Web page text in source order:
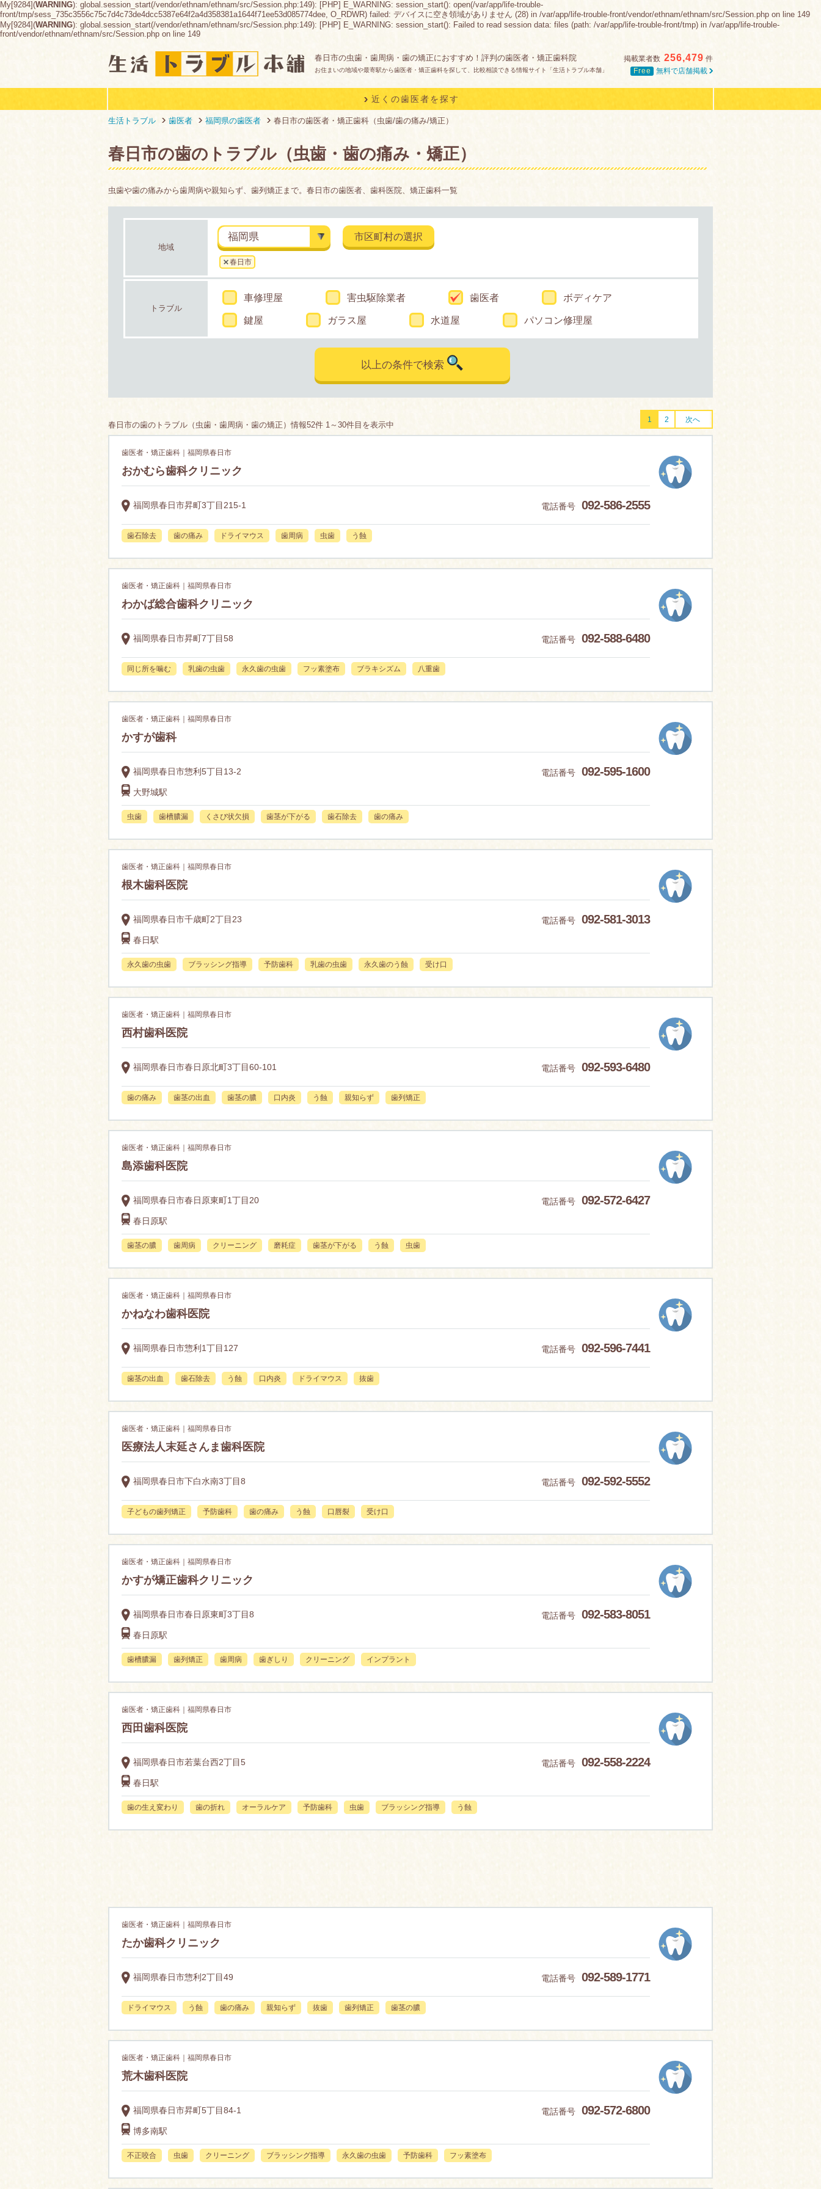
My[9284](WARNING): global.session_start(/vendor/ethnam/ethnam/src/Session.php:149): [PHP] E_WARNING: session_start(): open(/var/app/life-trouble-
front/tmp/sess_735c3556c75c7d4c73de4dcc5387e64f2a4d358381a1644f71ee53d085774dee, O_RDWR) failed: デバイスに空き領域がありません (28) in /var/app/life-trouble-front/vendor/ethnam/ethnam/src/Session.php on line 149
My[9284](WARNING): global.session_start(/vendor/ethnam/ethnam/src/Session.php:149): [PHP] E_WARNING: session_start(): Failed to read session data: files (path: /var/app/life-trouble-front/tmp) in /var/app/life-trouble-
front/vendor/ethnam/ethnam/src/Session.php on line 149
春日市の虫歯・歯周病・歯の矯正におすすめ！評判の歯医者・矯正歯科院
お住まいの地域や最寄駅から歯医者・矯正歯科を探して、比較相談できる情報サイト「生活トラブル本舗」
掲載業者数 256,479 件
Free
無料で店舗掲載
近くの歯医者を探す
生活トラブル 歯医者 福岡県の歯医者 春日市の歯医者・矯正歯科（虫歯/歯の痛み/矯正）
春日市の歯のトラブル（虫歯・歯の痛み・矯正）
虫歯や歯の痛みから歯周病や親知らず、歯列矯正まで。春日市の歯医者、歯科医院、矯正歯科一覧
地域
福岡県 市区町村の選択
春日市
トラブル
車修理屋 害虫駆除業者 歯医者 ボディケア
鍵屋 ガラス屋 水道屋 パソコン修理屋
以上の条件で検索
春日市の歯のトラブル（虫歯・歯周病・歯の矯正）情報52件 1～30件目を表示中
1 2 次へ
歯医者・矯正歯科｜福岡県春日市
おかむら歯科クリニック
福岡県春日市昇町3丁目215-1 電話番号 092-586-2555
歯石除去 歯の痛み ドライマウス 歯周病 虫歯 う蝕
歯医者・矯正歯科｜福岡県春日市
わかば総合歯科クリニック
福岡県春日市昇町7丁目58 電話番号 092-588-6480
同じ所を噛む 乳歯の虫歯 永久歯の虫歯 フッ素塗布 ブラキシズム 八重歯
歯医者・矯正歯科｜福岡県春日市
かすが歯科
福岡県春日市惣利5丁目13-2 電話番号 092-595-1600
大野城駅
虫歯 歯槽膿漏 くさび状欠損 歯茎が下がる 歯石除去 歯の痛み
歯医者・矯正歯科｜福岡県春日市
根木歯科医院
福岡県春日市千歳町2丁目23 電話番号 092-581-3013
春日駅
永久歯の虫歯 ブラッシング指導 予防歯科 乳歯の虫歯 永久歯のう蝕 受け口
歯医者・矯正歯科｜福岡県春日市
西村歯科医院
福岡県春日市春日原北町3丁目60-101 電話番号 092-593-6480
歯の痛み 歯茎の出血 歯茎の膿 口内炎 う蝕 親知らず 歯列矯正
歯医者・矯正歯科｜福岡県春日市
島添歯科医院
福岡県春日市春日原東町1丁目20 電話番号 092-572-6427
春日原駅
歯茎の膿 歯周病 クリーニング 磨耗症 歯茎が下がる う蝕 虫歯
歯医者・矯正歯科｜福岡県春日市
かねなわ歯科医院
福岡県春日市惣利1丁目127 電話番号 092-596-7441
歯茎の出血 歯石除去 う蝕 口内炎 ドライマウス 抜歯
歯医者・矯正歯科｜福岡県春日市
医療法人末延さんま歯科医院
福岡県春日市下白水南3丁目8 電話番号 092-592-5552
子どもの歯列矯正 予防歯科 歯の痛み う蝕 口唇裂 受け口
歯医者・矯正歯科｜福岡県春日市
かすが矯正歯科クリニック
福岡県春日市春日原東町3丁目8 電話番号 092-583-8051
春日原駅
歯槽膿漏 歯列矯正 歯周病 歯ぎしり クリーニング インプラント
歯医者・矯正歯科｜福岡県春日市
西田歯科医院
福岡県春日市若葉台西2丁目5 電話番号 092-558-2224
春日駅
歯の生え変わり 歯の折れ オーラルケア 予防歯科 虫歯 ブラッシング指導 う蝕
歯医者・矯正歯科｜福岡県春日市
たか歯科クリニック
福岡県春日市惣利2丁目49 電話番号 092-589-1771
ドライマウス う蝕 歯の痛み 親知らず 抜歯 歯列矯正 歯茎の膿
歯医者・矯正歯科｜福岡県春日市
荒木歯科医院
福岡県春日市昇町5丁目84-1 電話番号 092-572-6800
博多南駅
不正咬合 虫歯 クリーニング ブラッシング指導 永久歯の虫歯 予防歯科 フッ素塗布